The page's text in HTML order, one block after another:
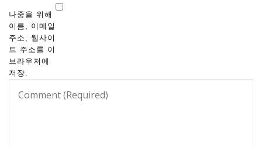
나중을 위해
이름, 이메일
주소, 웹사이
트 주소를 이
브라우저에
저장.